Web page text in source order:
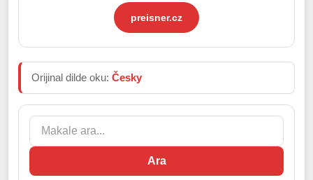
preisner.cz
Orijinal dilde oku: Česky
Ara